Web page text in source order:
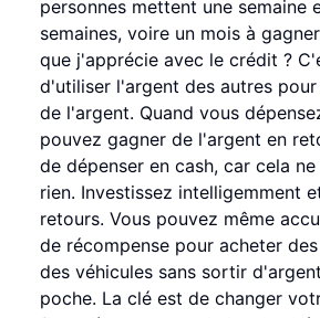
personnes mettent une semaine
semaines, voire un mois à
que j'apprécie avec le crédit ?
d'utiliser l'argent des autres
de l'argent. Quand vous
pouvez gagner de l'argent en
de dépenser en cash, car cela
rien. Investissez intelligemment
retours. Vous pouvez même
de récompense pour acheter
des véhicules sans sortir
poche. La clé est de changer